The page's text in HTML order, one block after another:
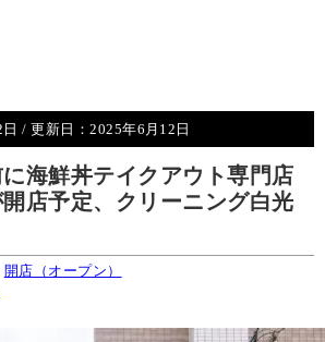
/ 更新日：2025年6月12日
海鮮丼テイクアウト専門店
開店予定、クリーニング白光
開店（オープン）